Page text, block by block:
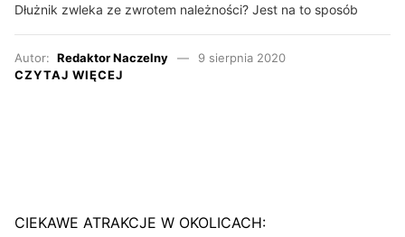
Dłużnik zwleka ze zwrotem należności? Jest na to sposób
Autor: Redaktor Naczelny
9 sierpnia 2020
CZYTAJ WIĘCEJ
CIEKAWE ATRAKCJE W OKOLICACH: